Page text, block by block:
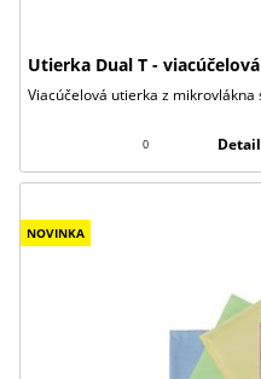
Utierka Dual T - viacúčelová
Viacúčelová utierka z
0 Detail
NOVINKA